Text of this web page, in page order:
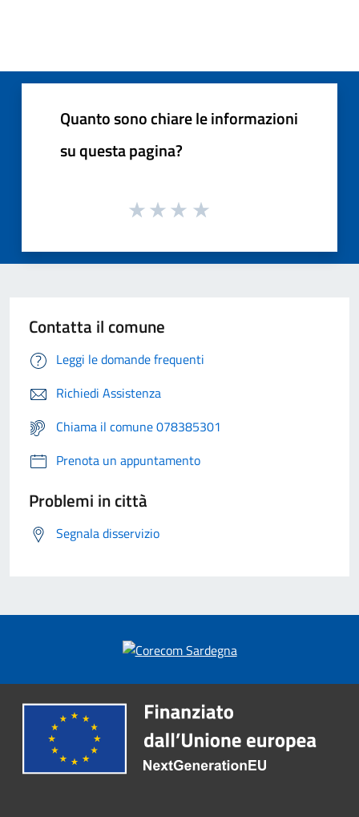
Quanto sono chiare le informazioni
su questa pagina?
Contatta il comune
Leggi le domande frequenti
Richiedi Assistenza
Chiama il comune 078385301
Prenota un appuntamento
Problemi in città
Segnala disservizio